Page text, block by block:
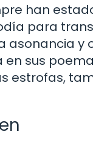
han
para
asonancia
sus
estrofas,